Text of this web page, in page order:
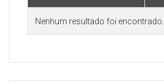
Nenhum resultado foi encontrado.